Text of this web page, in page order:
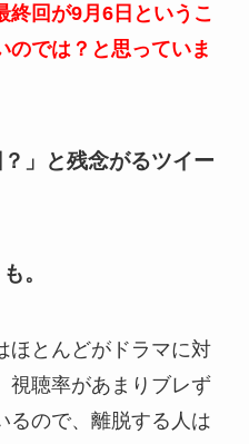
終回が9月6日というこ
のでは？と思っていま
」と残念がるツイー
。
ほとんどがドラマに対
視聴率があまりブレず
るので、離脱する人は